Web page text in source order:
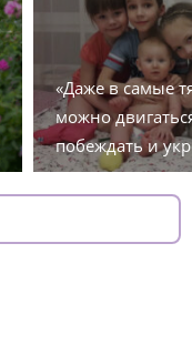
«Даже в самые
можно
побеждать и